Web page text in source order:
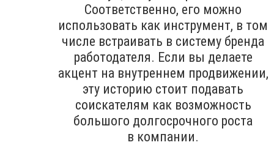
Соответственно, его можно
использовать как инструмент, в том
числе встраивать в систему бренда
работодателя. Если вы делаете
акцент на внутреннем продвижении,
эту историю стоит подавать
соискателям как возможность
большого долгосрочного роста
в компании.